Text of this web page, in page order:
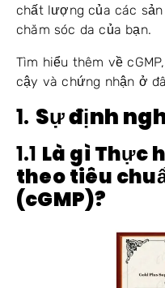
chất lượng của các
chăm sóc da của bạn.
Tìm hiểu thêm về
cậy và chứng nhận ở
1. Sự định
1.1 Là gì Thực
theo tiêu
(cGMP)?